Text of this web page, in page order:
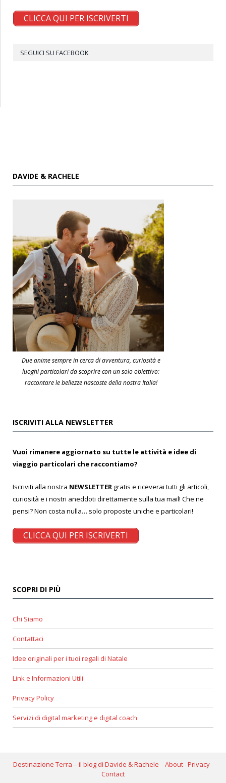
CLICCA QUI PER ISCRIVERTI
SEGUICI SU FACEBOOK
DAVIDE & RACHELE
Due anime sempre in cerca di avventura, curiosità e
luoghi particolari da scoprire con un solo obiettivo:
raccontare le bellezze nascoste della nostra Italia!
ISCRIVITI ALLA NEWSLETTER
Vuoi rimanere aggiornato su tutte le attività e idee di
viaggio particolari che raccontiamo?
Iscriviti alla nostra NEWSLETTER gratis e riceverai tutti gli articoli,
curiosità e i nostri aneddoti direttamente sulla tua mail! Che ne
pensi? Non costa nulla… solo proposte uniche e particolari!
CLICCA QUI PER ISCRIVERTI
SCOPRI DI PIÙ
Chi Siamo
Contattaci
Idee originali per i tuoi regali di Natale
Link e Informazioni Utili
Privacy Policy
Servizi di digital marketing e digital coach
Destinazione Terra – il blog di Davide & Rachele About Privacy
Contact